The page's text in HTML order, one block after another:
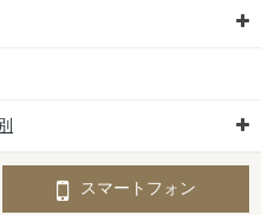
スマートフォン